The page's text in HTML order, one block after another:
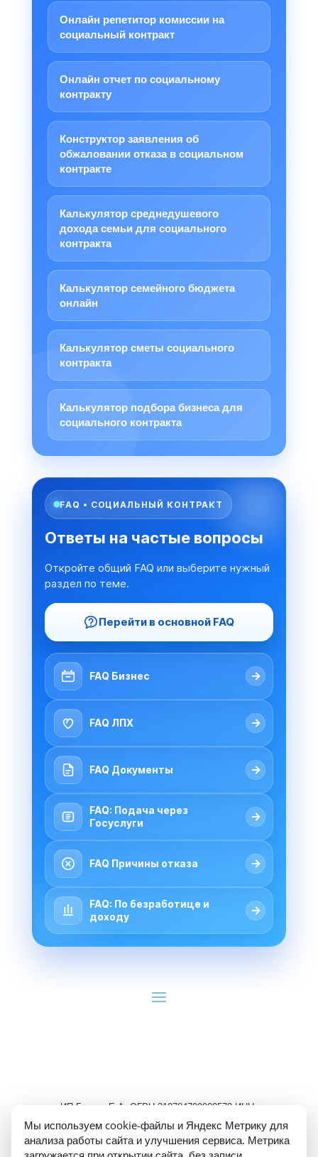
Онлайн репетитор комиссии на
социальный контракт
Онлайн отчет по социальному
контракту
Конструктор заявления об
обжаловании отказа в социальном
контракте
Калькулятор среднедушевого
дохода семьи для социального
контракта
Калькулятор семейного бюджета
онлайн
Калькулятор сметы социального
контракта
Калькулятор подбора бизнеса для
социального контракта
FAQ • СОЦИАЛЬНЫЙ КОНТРАКТ
Ответы на частые вопросы
Откройте общий FAQ или выберите нужный
раздел по теме.
Перейти в основной FAQ
FAQ Бизнес →
FAQ ЛПХ →
FAQ Документы →
FAQ: Подача через
Госуслуги
→
FAQ Причины отказа →
FAQ: По безработице и
доходу
→
ИП Гуляев Е.А. ОГРН 310784709900570 ИНН
Мы используем cookie-файлы и Яндекс Метрику для
анализа работы сайта и улучшения сервиса. Метрика